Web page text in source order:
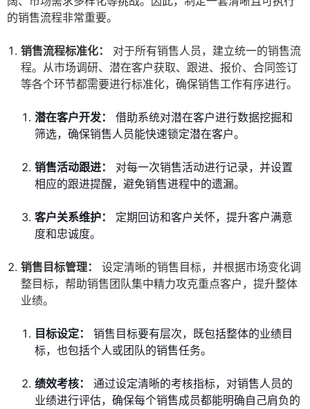
的销售流程非常重要。
销售流程标准化：
对于所有销售人员，建立统一的销售流
程。从市场调研、潜在客户获取、跟进、报价、合同签订
等各个环节都需要进行标准化，确保销售工作有序进行。
潜在客户开发：
借助系统对潜在客户进行数据挖掘和
筛选，确保销售人员能快速锁定潜在客户。
销售活动跟进：
对每一次销售活动进行记录，并设置
相应的跟进提醒，避免销售进程中的遗漏。
客户关系维护：
定期回访和客户关怀，提升客户满意
度和忠诚度。
销售目标管理：
设定清晰的销售目标，并根据市场变化调
整目标，帮助销售团队集中精力攻克重点客户，提升整体
业绩。
目标设定：
销售目标要有层次，既包括整体的业绩目
标，也包括个人或团队的销售任务。
绩效考核：
通过设定清晰的考核指标，对销售人员的
业绩进行评估，确保每个销售成员都能明确自己肩负的